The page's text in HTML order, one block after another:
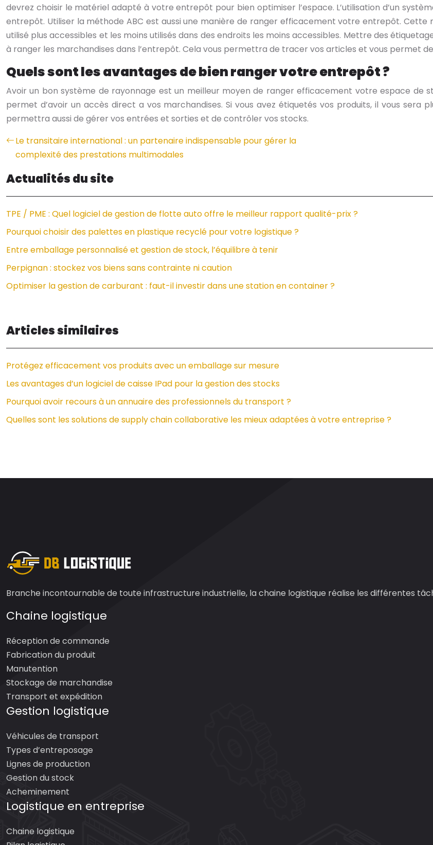
devrez choisir le matériel adapté à votre entrepôt pour bien optimiser l’espace. L’utilisation d’un
entrepôt. Utiliser la méthode ABC est aussi une manière de ranger efficacement votre entrepôt.
utilisé plus accessibles et les moins utilisés dans des endroits les moins accessibles. Mettre des
à ranger les marchandises dans l’entrepôt. Cela vous permettra de tracer vos articles et vous permet
Quels sont les avantages de bien ranger votre entrepôt ?
Avoir un bon système de rayonnage est un meilleur moyen de ranger efficacement votre espace de
permet d’avoir un accès direct a vos marchandises. Si vous avez étiquetés vos produits, il vous sera
permettra aussi de gérer vos entrées et sorties et de contrôler vos stocks.
Le transitaire international : un partenaire indispensable pour gérer la
complexité des prestations multimodales
Actualités du site
TPE / PME : Quel logiciel de gestion de flotte auto offre le meilleur rapport qualité-prix ?
Pourquoi choisir des palettes en plastique recyclé pour votre logistique ?
Entre emballage personnalisé et gestion de stock, l’équilibre à tenir
Perpignan : stockez vos biens sans contrainte ni caution
Optimiser la gestion de carburant : faut-il investir dans une station en container ?
Articles similaires
Protégez efficacement vos produits avec un emballage sur mesure
Les avantages d’un logiciel de caisse IPad pour la gestion des stocks
Pourquoi avoir recours à un annuaire des professionnels du transport ?
Quelles sont les solutions de supply chain collaborative les mieux adaptées à votre entreprise ?
Branche incontournable de toute infrastructure industrielle, la chaine logistique réalise les différentes
Chaine logistique
Réception de commande
Fabrication du produit
Manutention
Stockage de marchandise
Transport et expédition
Gestion logistique
Véhicules de transport
Types d’entreposage
Lignes de production
Gestion du stock
Acheminement
Logistique en entreprise
Chaine logistique